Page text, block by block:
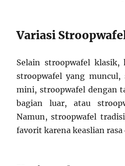
Variasi
Selain stroopwafel klasik,
stroopwafel yang muncul,
mini, stroopwafel dengan
bagian luar, atau
Namun, stroopwafel
favorit karena keaslian